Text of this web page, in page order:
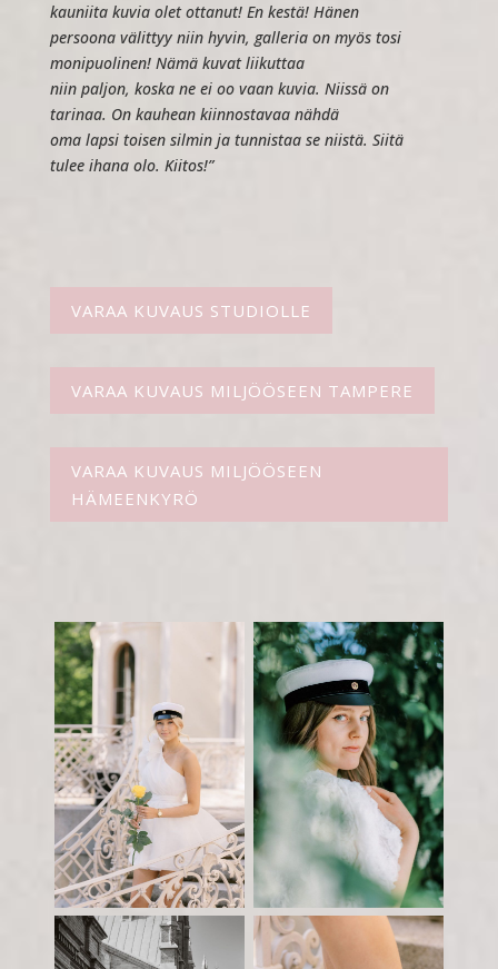
kauniita kuvia olet ottanut! En kestä! Hänen
persoona välittyy niin hyvin, galleria on myös tosi
monipuolinen! Nämä kuvat liikuttaa
niin paljon, koska ne ei oo vaan kuvia. Niissä on
tarinaa. On kauhean kiinnostavaa nähdä
oma lapsi toisen silmin ja tunnistaa se niistä. Siitä
tulee ihana olo. Kiitos!”
VARAA KUVAUS STUDIOLLE
VARAA KUVAUS MILJÖÖSEEN TAMPERE
VARAA KUVAUS MILJÖÖSEEN
HÄMEENKYRÖ